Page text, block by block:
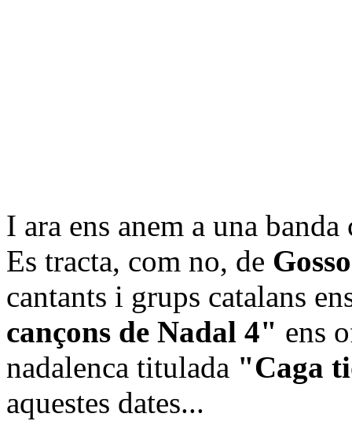
I ara ens anem a una
Es tracta, com no, de
cantants i grups catalans
cançons de Nadal 4" ens
nadalenca titulada "Caga
aquestes dates...